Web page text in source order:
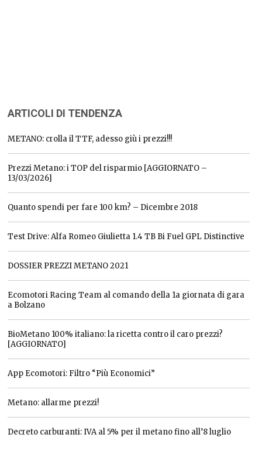
ARTICOLI DI TENDENZA
METANO: crolla il TTF, adesso giù i prezzi!!!
Prezzi Metano: i TOP del risparmio [AGGIORNATO –
13/03/2026]
Quanto spendi per fare 100 km? – Dicembre 2018
Test Drive: Alfa Romeo Giulietta 1.4 TB Bi Fuel GPL Distinctive
DOSSIER PREZZI METANO 2021
Ecomotori Racing Team al comando della 1a giornata di gara
a Bolzano
BioMetano 100% italiano: la ricetta contro il caro prezzi?
[AGGIORNATO]
App Ecomotori: Filtro “Più Economici”
Metano: allarme prezzi!
Decreto carburanti: IVA al 5% per il metano fino all’8 luglio